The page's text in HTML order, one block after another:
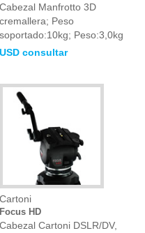
Cabezal Manfrotto 3D
cremallera; Peso
soportado:10kg; Peso:3,0kg
USD consultar
Cartoni
Focus HD
Cabezal Cartoni DSLR/DV,